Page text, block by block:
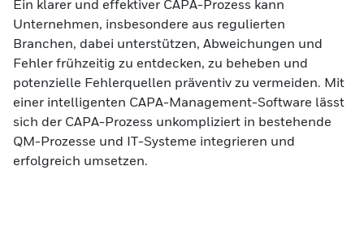
Ein klarer und effektiver CAPA-Prozess kann
Unternehmen, insbesondere aus regulierten
Branchen, dabei unterstützen, Abweichungen und
Fehler frühzeitig zu entdecken, zu beheben und
potenzielle Fehlerquellen präventiv zu vermeiden. Mit
einer intelligenten CAPA-Management-Software lässt
sich der CAPA-Prozess unkompliziert in bestehende
QM-Prozesse und IT-Systeme integrieren und
erfolgreich umsetzen.